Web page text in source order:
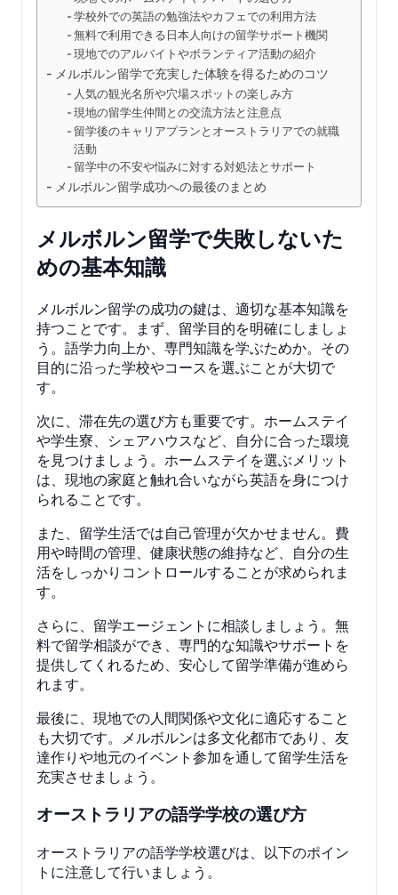
学校外での英語の勉強法やカフェでの利用方法
無料で利用できる日本人向けの留学サポート機関
現地でのアルバイトやボランティア活動の紹介
メルボルン留学で充実した体験を得るためのコツ
人気の観光名所や穴場スポットの楽しみ方
現地の留学生仲間との交流方法と注意点
留学後のキャリアプランとオーストラリアでの就職
活動
留学中の不安や悩みに対する対処法とサポート
メルボルン留学成功への最後のまとめ
メルボルン留学で失敗しないた
めの基本知識
メルボルン留学の成功の鍵は、適切な基本知識を
持つことです。まず、留学目的を明確にしましょ
う。語学力向上か、専門知識を学ぶためか。その
目的に沿った学校やコースを選ぶことが大切で
す。
次に、滞在先の選び方も重要です。ホームステイ
や学生寮、シェアハウスなど、自分に合った環境
を見つけましょう。ホームステイを選ぶメリット
は、現地の家庭と触れ合いながら英語を身につけ
られることです。
また、留学生活では自己管理が欠かせません。費
用や時間の管理、健康状態の維持など、自分の生
活をしっかりコントロールすることが求められま
す。
さらに、留学エージェントに相談しましょう。無
料で留学相談ができ、専門的な知識やサポートを
提供してくれるため、安心して留学準備が進めら
れます。
最後に、現地での人間関係や文化に適応すること
も大切です。メルボルンは多文化都市であり、友
達作りや地元のイベント参加を通して留学生活を
充実させましょう。
オーストラリアの語学学校の選び方
オーストラリアの語学学校選びは、以下のポイン
トに注意して行いましょう。